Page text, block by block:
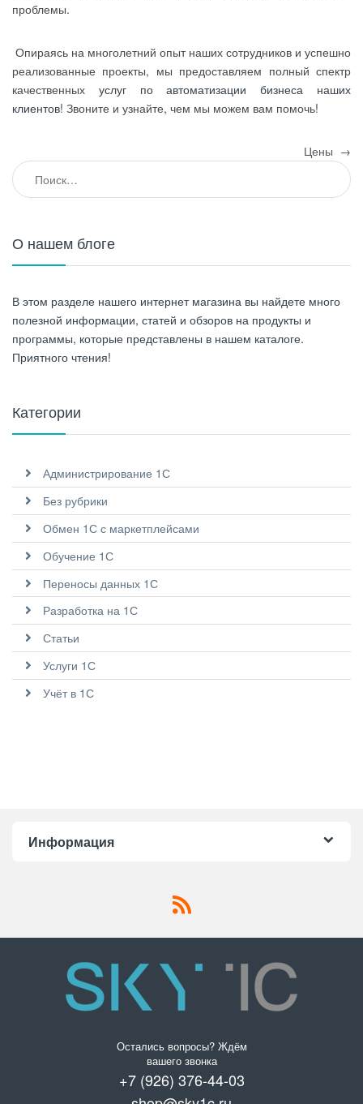
проблемы.
Опираясь на многолетний опыт наших сотрудников и успешно
реализованные проекты, мы предоставляем полный спектр
качественных услуг по автоматизации бизнеса наших
клиентов! Звоните и узнайте, чем мы можем вам помочь!
Цены →
Найти:
О нашем блоге
В этом разделе нашего интернет магазина вы найдете много
полезной информации, статей и обзоров на продукты и
программы, которые представлены в нашем каталоге.
Приятного чтения!
Категории
Администрирование 1С
Без рубрики
Обмен 1С с маркетплейсами
Обучение 1С
Переносы данных 1С
Разработка на 1С
Статьи
Услуги 1С
Учёт в 1С
Информация
Остались вопросы? Ждём
вашего звонка
+7 (926) 376-44-03